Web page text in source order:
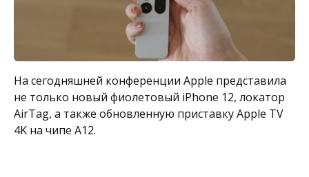
На сегодняшней конференции Apple представила
не только новый фиолетовый iPhone 12, локатор
AirTag, а также обновленную приставку Apple TV
4K на чипе A12.